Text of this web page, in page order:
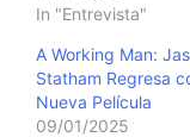
In "Entrevista"
A Working Man:
Statham Regresa
Nueva Película
09/01/2025